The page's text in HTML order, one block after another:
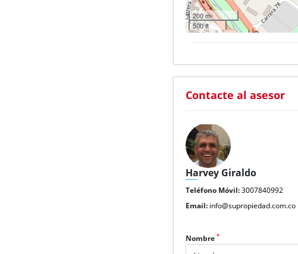
200 m
500 ft
Contacte al asesor
Harvey Giraldo
Teléfono Móvil:3007840992
Email: info@supropiedad.com.co
Nombre*